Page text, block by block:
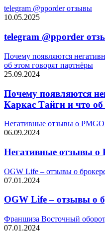
telegram @pporder отзывы
10.05.2025
telegram @pporder
Почему появляются
об этом говорят партнёры
25.09.2024
Почему появляются
Каркас Тайги и что
Негативные отзывы о
06.09.2024
Негативные отзывы о
OGW Life – отзывы о
07.01.2024
OGW Life – отзывы о
Франшиза Восточный
07.01.2024